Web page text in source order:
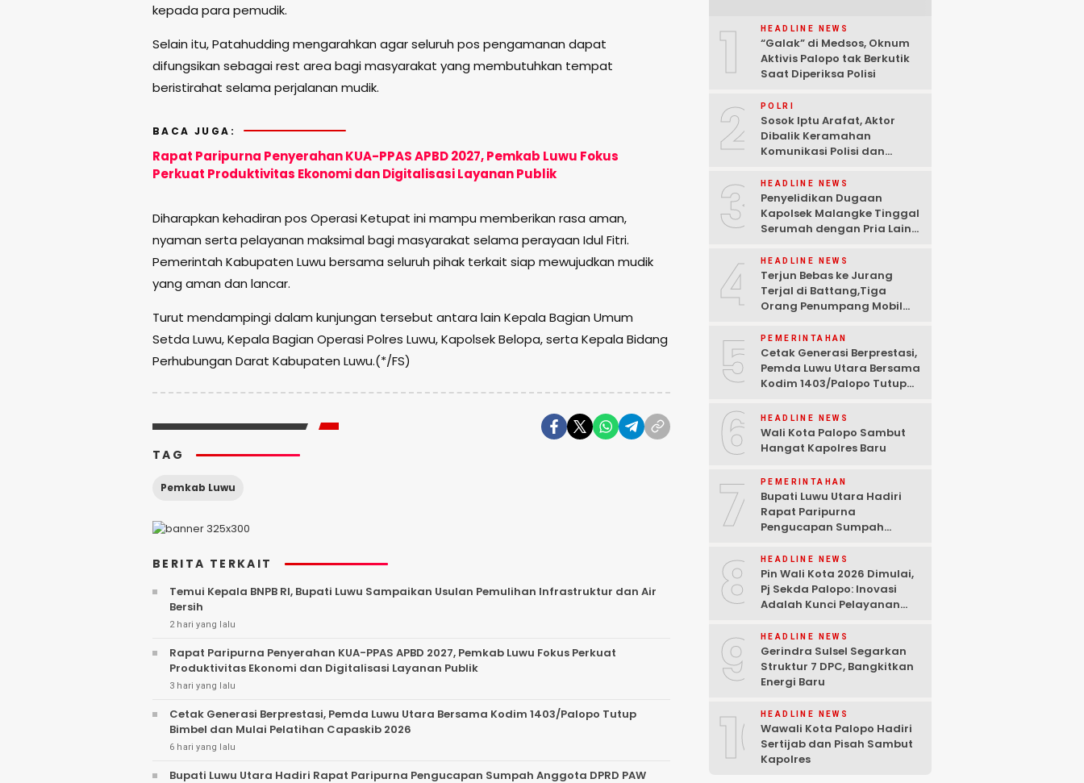
kepada para pemudik.
Selain itu, Patahudding mengarahkan agar seluruh pos pengamanan dapat
difungsikan sebagai rest area bagi masyarakat yang membutuhkan tempat
beristirahat selama perjalanan mudik.
BACA JUGA:
Rapat Paripurna Penyerahan KUA-PPAS APBD 2027, Pemkab Luwu Fokus
Perkuat Produktivitas Ekonomi dan Digitalisasi Layanan Publik
Diharapkan kehadiran pos Operasi Ketupat ini mampu memberikan rasa aman,
nyaman serta pelayanan maksimal bagi masyarakat selama perayaan Idul Fitri.
Pemerintah Kabupaten Luwu bersama seluruh pihak terkait siap mewujudkan mudik
yang aman dan lancar.
Turut mendampingi dalam kunjungan tersebut antara lain Kepala Bagian Umum
Setda Luwu, Kepala Bagian Operasi Polres Luwu, Kapolsek Belopa, serta Kepala Bidang
Perhubungan Darat Kabupaten Luwu.(*/FS)
TAG
Pemkab Luwu
BERITA TERKAIT
Temui Kepala BNPB RI, Bupati Luwu Sampaikan Usulan Pemulihan Infrastruktur dan Air
Bersih
2 hari yang lalu
Rapat Paripurna Penyerahan KUA-PPAS APBD 2027, Pemkab Luwu Fokus Perkuat
Produktivitas Ekonomi dan Digitalisasi Layanan Publik
3 hari yang lalu
Cetak Generasi Berprestasi, Pemda Luwu Utara Bersama Kodim 1403/Palopo Tutup
Bimbel dan Mulai Pelatihan Capaskib 2026
6 hari yang lalu
Bupati Luwu Utara Hadiri Rapat Paripurna Pengucapan Sumpah Anggota DPRD PAW
1 HEADLINE NEWS
“Galak” di Medsos, Oknum
Aktivis Palopo tak Berkutik
Saat Diperiksa Polisi
2 POLRI
Sosok Iptu Arafat, Aktor
Dibalik Keramahan
Komunikasi Polisi dan
3 HEADLINE NEWS
Penyelidikan Dugaan
Kapolsek Malangke Tinggal
Serumah dengan Pria Lain
Tak Cukup Bukti
4 HEADLINE NEWS
Terjun Bebas ke Jurang
Terjal di Battang,Tiga
Orang Penumpang Mobil
Sakit
5 PEMERINTAHAN
Cetak Generasi Berprestasi,
Pemda Luwu Utara Bersama
Kodim 1403/Palopo Tutup
Capaskib 2026
6 HEADLINE NEWS
Wali Kota Palopo Sambut
Hangat Kapolres Baru
7 PEMERINTAHAN
Bupati Luwu Utara Hadiri
Rapat Paripurna
Pengucapan Sumpah
Masa Jabatan 2024–2029
8 HEADLINE NEWS
Pin Wali Kota 2026 Dimulai,
Pj Sekda Palopo: Inovasi
Adalah Kunci Pelayanan
9 HEADLINE NEWS
Gerindra Sulsel Segarkan
Struktur 7 DPC, Bangkitkan
Energi Baru
10HEADLINE NEWS
Wawali Kota Palopo Hadiri
Sertijab dan Pisah Sambut
Kapolres